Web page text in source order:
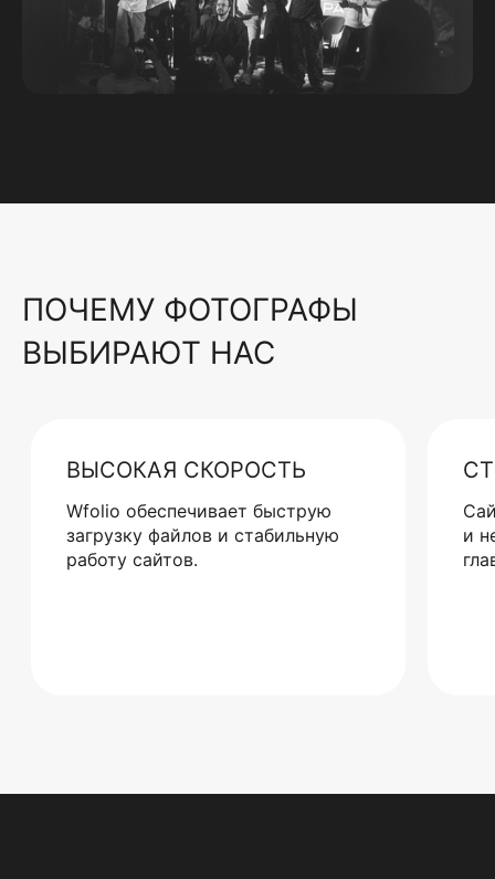
ПОЧЕМУ ФОТОГРАФЫ
ВЫБИРАЮТ НАС
ВЫСОКАЯ СКОРОСТЬ
Wfolio обеспечивает быструю
загрузку файлов и стабильную
работу сайтов.
и